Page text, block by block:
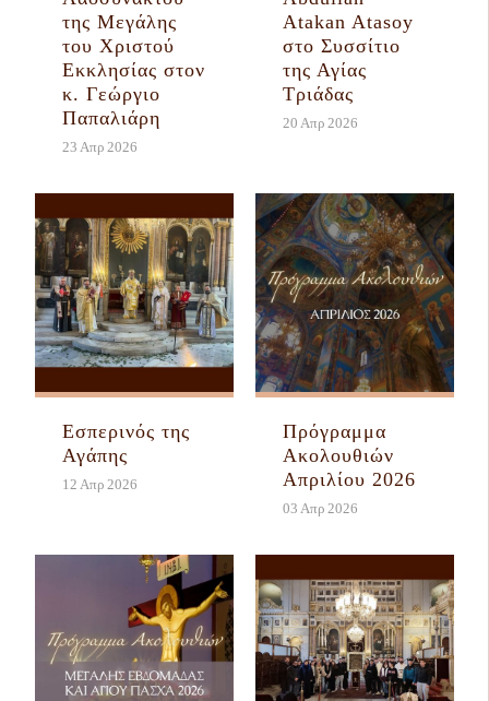
της Μεγάλης
του Χριστού
Εκκλησίας στον
κ. Γεώργιο
Παπαλιάρη
23 Απρ 2026
Atakan Atasoy
στο Συσσίτιο
της Αγίας
Τριάδας
20 Απρ 2026
Εσπερινός της
Αγάπης
12 Απρ 2026
Πρόγραμμα
Ακολουθιών
Απριλίου 2026
03 Απρ 2026